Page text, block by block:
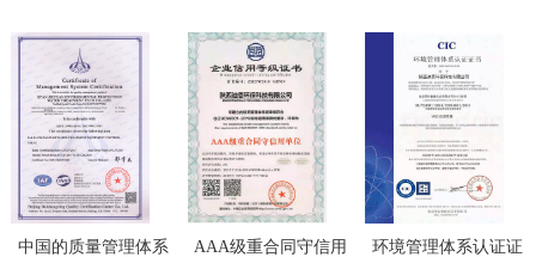
中国的质量管理体系
AAA级重合同守信用
环境管理体系认证证